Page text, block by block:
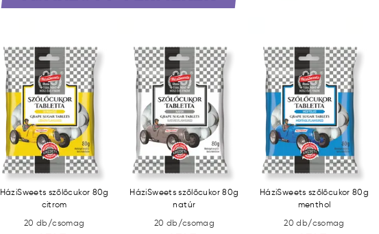
HáziSweets szőlőcukor 80g
citrom
20 db/csomag
HáziSweets szőlőcukor 80g
natúr
20 db/csomag
HáziSweets szőlőcukor 80g
menthol
20 db/csomag